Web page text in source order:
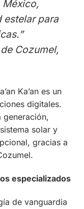
para
Cozumel,
Ka’an es un
digitales.
generación,
solar y
gracias a
especializados
de vanguardia